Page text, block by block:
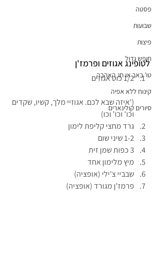
פסטה
שבועות
פיצות
חופש גדול
טו' באב או חג האהבה
קינוח ללא אפיה
סיורים קולינארים
לטופינג אגוזים ופרמז'ן
1/2 כוס אגוזים
('איזה שבא לכם. אגוזיי מלך, קשיו, שקדים
וכו' וכו' וכו)
גרד מחצי קליפת לימון
1-2 שיני שום
3 כפות שמן זית
מיץ מלימון אחד
שבביי צ'ילי (אופציה)
פרמז'ן מגורד (אופציה)